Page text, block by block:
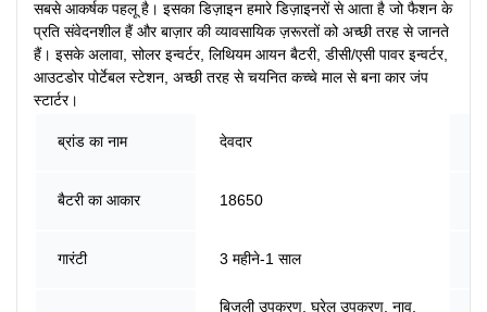
सबसे आकर्षक पहलू है। इसका डिज़ाइन हमारे डिज़ाइनरों से आता है जो फैशन के
प्रति संवेदनशील हैं और बाज़ार की व्यावसायिक ज़रूरतों को अच्छी तरह से जानते
हैं। इसके अलावा, सोलर इन्वर्टर, लिथियम आयन बैटरी, डीसी/एसी पावर इन्वर्टर,
आउटडोर पोर्टेबल स्टेशन, अच्छी तरह से चयनित कच्चे माल से बना कार जंप
स्टार्टर।
ब्रांड का नाम देवदार
बैटरी का आकार 18650
गारंटी 3 महीने-1 साल
बिजली उपकरण, घरेलू उपकरण, नाव,